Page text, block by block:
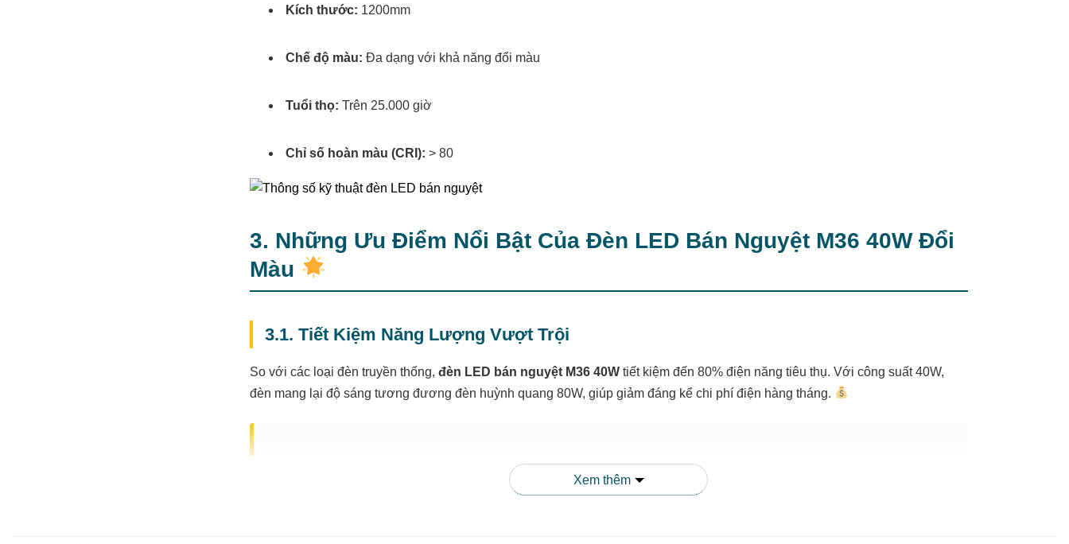
Kích thước: 1200mm
Chế độ màu: Đa dạng với khả năng đổi màu
Tuổi thọ: Trên 25.000 giờ
Chỉ số hoàn màu (CRI): > 80
3. Những Ưu Điểm Nổi Bật Của Đèn LED Bán Nguyệt M36 40W Đổi
Màu
3.1. Tiết Kiệm Năng Lượng Vượt Trội
So với các loại đèn truyền thống, đèn LED bán nguyệt M36 40Wtiết kiệm đến 80% điện năng tiêu thụ. Với công suất 40W,
đèn mang lại độ sáng tương đương đèn huỳnh quang 80W, giúp giảm đáng kể chi phí điện hàng tháng.
“Sau khi lắp đặt đèn LED bán nguyệt Rạng Đông, hóa đơn tiền điện của gia đình tôi đã giảm đáng kể. Ánh sáng dịu nhẹ
và khả năng đổi màu linh hoạt khiến không gian sống trở nên hiện đại và sang trọng hơn.” – Anh Nguyễn Văn A, khách
Xem thêm